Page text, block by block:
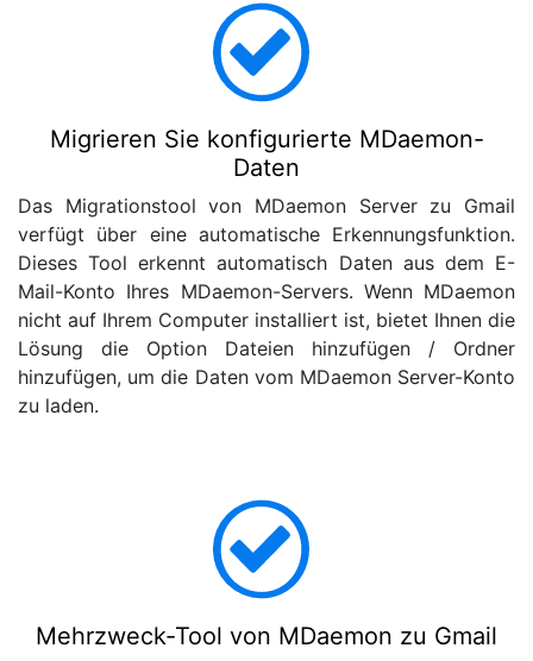
Migrieren Sie konfigurierte MDaemon-
Daten
Das Migrationstool von MDaemon Server zu Gmail
verfügt über eine automatische Erkennungsfunktion.
Dieses Tool erkennt automatisch Daten aus dem E-
Mail-Konto Ihres MDaemon-Servers. Wenn MDaemon
nicht auf Ihrem Computer installiert ist, bietet Ihnen die
Lösung die Option Dateien hinzufügen / Ordner
hinzufügen, um die Daten vom MDaemon Server-Konto
zu laden.
Mehrzweck-Tool von MDaemon zu Gmail